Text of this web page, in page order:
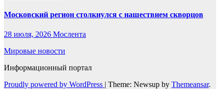
Московский регион столкнулся с нашествием скворцов
28 июля, 2026 Мослента
Мировые новости
Информационный портал
Proudly powered by WordPress | Theme: Newsup by Themeansar.